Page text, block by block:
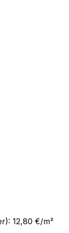
12,80 €/m²